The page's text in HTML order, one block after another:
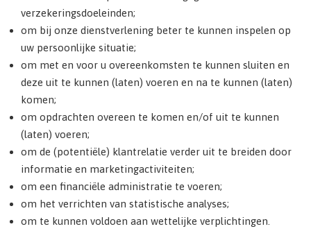
verzekeringsdoeleinden;
om bij onze dienstverlening beter te kunnen inspelen op
uw persoonlijke situatie;
om met en voor u overeenkomsten te kunnen sluiten en
deze uit te kunnen (laten) voeren en na te kunnen (laten)
komen;
om opdrachten overeen te komen en/of uit te kunnen
(laten) voeren;
om de (potentiële) klantrelatie verder uit te breiden door
informatie en marketingactiviteiten;
om een financiële administratie te voeren;
om het verrichten van statistische analyses;
om te kunnen voldoen aan wettelijke verplichtingen.